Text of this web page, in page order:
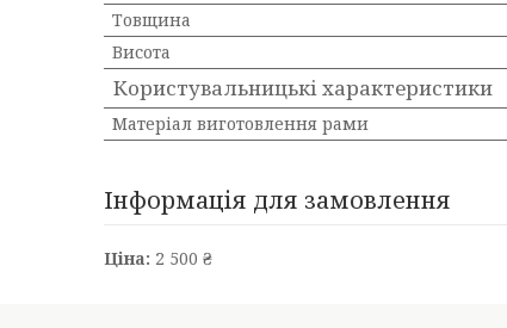
Товщина
Висота
Користувальницькі характеристики
Матеріал виготовлення рами
Інформація для замовлення
Ціна: 2 500 ₴